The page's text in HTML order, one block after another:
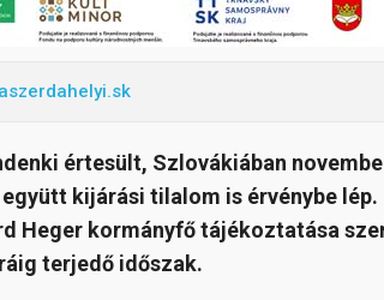
értesült, Szlovákiában
kijárási tilalom is érvénybe lép.
Heger kormányfő tájékoztatása
terjedő időszak.